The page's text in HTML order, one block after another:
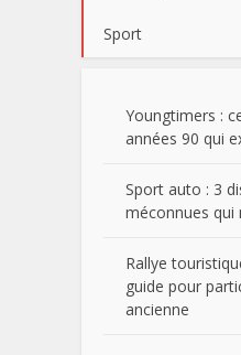
Sport
Youngtimers :
années 90 qui
Sport auto : 3
méconnues
Rallye
guide pour
ancienne